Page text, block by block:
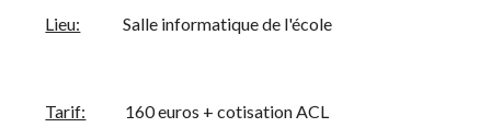
Lieu:
             Salle informatique de l'école
Tarif:
            160 euros + cotisation ACL